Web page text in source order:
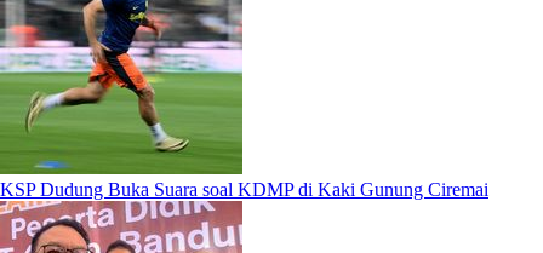
KSP Dudung Buka Suara soal KDMP di Kaki Gunung Ciremai